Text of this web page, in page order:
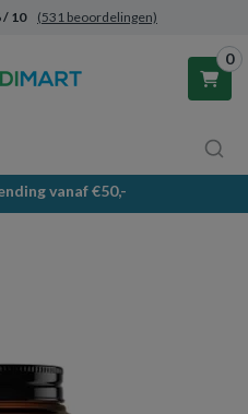
/ 10 (531 beoordelingen)
0
vanaf €50,-